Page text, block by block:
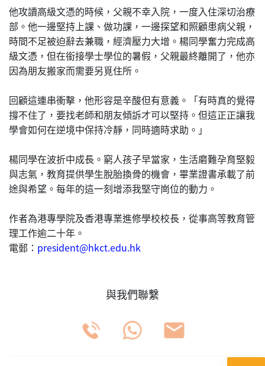
他攻讀高級文憑的時候，父親不幸入院，一度入住深切治療
部。他一邊堅持上課、做功課，一邊探望和照顧患病父親，
時間不足被迫辭去兼職，經濟壓力大增。楊同學奮力完成高
級文憑，但在銜接學士學位的暑假，父親最終離開了，他亦
因為朋友搬家而需要另覓住所。
回顧這連串衝擊，他形容是辛酸但有意義。「有時真的覺得
撐不住了，要找老師和朋友傾訴才可以堅持。但這正正讓我
學會如何在逆境中保持冷靜，同時適時求助。」
楊同學在波折中成長。窮人孩子早當家，生活磨難孕育堅毅
與志氣，教育提供學生脫胎換骨的機會，畢業證書承載了前
途與希望。每年的這一刻增添我堅守崗位的動力。
作者為港專學院及香港專業進修學校校長，從事高等教育管
理工作逾二十年。
電郵： president@hkct.edu.hk
與我們聯繫